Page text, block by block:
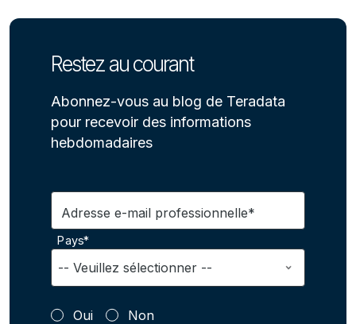
Restez au courant
Abonnez-vous au blog de Teradata
pour recevoir des informations
hebdomadaires
Adresse e-mail professionnelle*
Pays*
Oui Non